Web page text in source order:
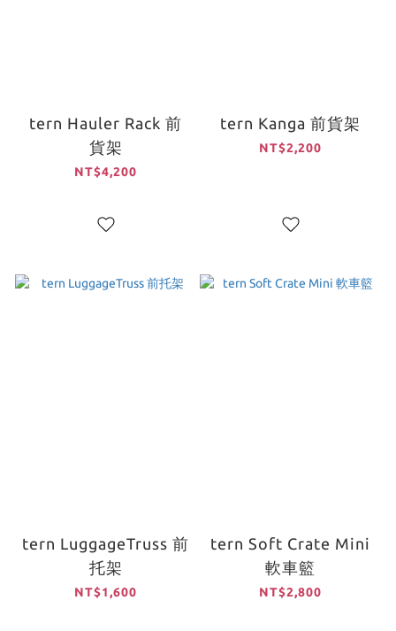
tern Hauler Rack 前
貨架
NT$4,200
tern Kanga 前貨架
NT$2,200
tern LuggageTruss 前
托架
NT$1,600
tern Soft Crate Mini
軟車籃
NT$2,800